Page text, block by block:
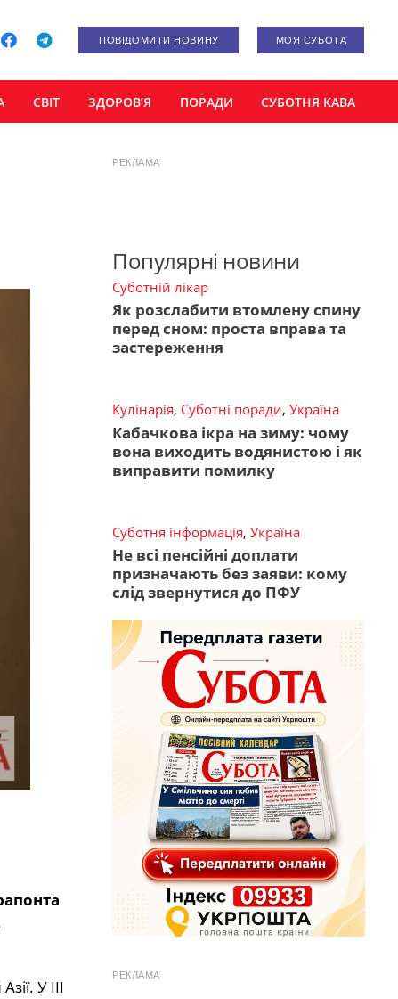
ПОВІДОМИТИ НОВИНУ МОЯ СУБОТА
СВІТ ЗДОРОВ’Я ПОРАДИ СУБОТНЯ КАВА
У III
РЕКЛАМА
Популярні новини
Суботній лікар
Як розслабити втомлену спину
перед сном: проста вправа та
застереження
Кулінарія, Суботні поради, Україна
Кабачкова ікра на зиму: чому
вона виходить водянистою і як
виправити помилку
Суботня інформація, Україна
Не всі пенсійні доплати
призначають без заяви: кому
слід звернутися до ПФУ
РЕКЛАМА